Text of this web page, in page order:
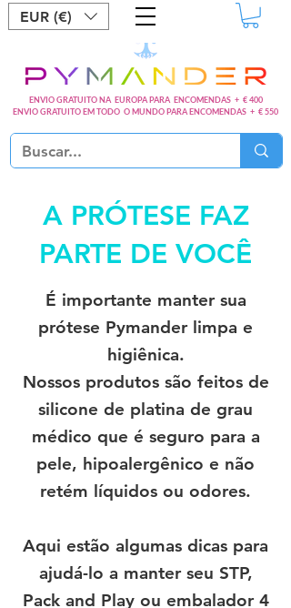
ENVIO GRATUITO NA EUROPA PARA ENCOMENDAS + € 400
ENVIO GRATUITO EM TODO O MUNDO PARA ENCOMENDAS + € 550
EUR (€)
A PRÓTESE FAZ
PARTE DE VOCÊ
É importante manter sua
prótese Pymander limpa e
higiênica.
Nossos produtos são feitos de
silicone de platina de grau
médico que é seguro para a
pele, hipoalergênico e não
retém líquidos ou odores.
Aqui estão algumas dicas para
ajudá-lo a manter seu STP,
Pack and Play ou embalador 4